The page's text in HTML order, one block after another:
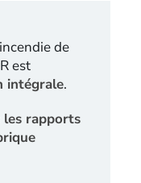
de
est
intégrale.
rapports